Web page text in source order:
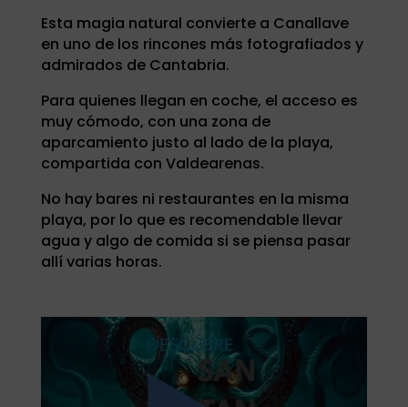
Esta magia natural convierte a Canallave
en uno de los rincones más fotografiados y
admirados de Cantabria.
Para quienes llegan en coche, el acceso es
muy cómodo, con una zona de
aparcamiento justo al lado de la playa,
compartida con Valdearenas.
No hay bares ni restaurantes en la misma
playa, por lo que es recomendable llevar
agua y algo de comida si se piensa pasar
allí varias horas.